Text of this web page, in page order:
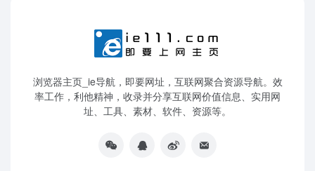
浏览器主页_ie导航，即要网址，互联网聚合资源导航。效
率工作，利他精神，收录并分享互联网价值信息、实用网
址、工具、素材、软件、资源等。